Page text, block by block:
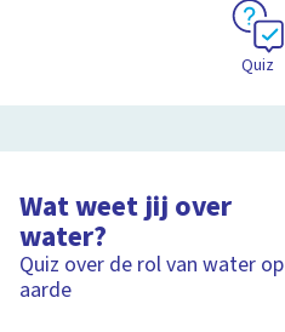
Quiz
Wat weet jij over
water?
Quiz over de rol van water op
aarde